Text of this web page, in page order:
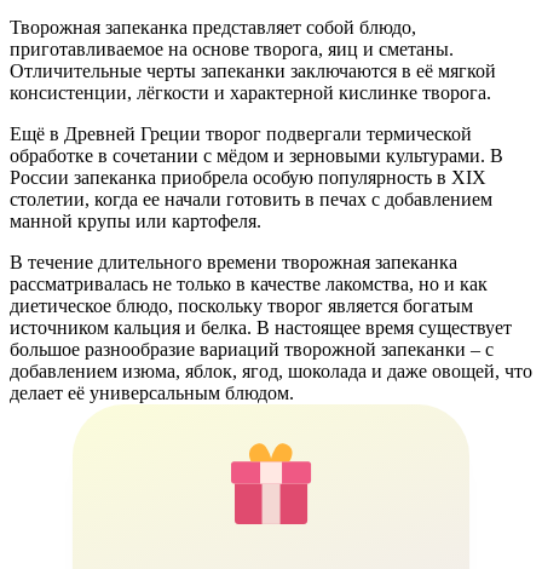
Творожная запеканка представляет собой блюдо,
приготавливаемое на основе творога, яиц и сметаны.
Отличительные черты запеканки заключаются в её мягкой
консистенции, лёгкости и характерной кислинке творога.
Ещё в Древней Греции творог подвергали термической
обработке в сочетании с мёдом и зерновыми культурами. В
России запеканка приобрела особую популярность в XIX
столетии, когда ее начали готовить в печах с добавлением
манной крупы или картофеля.
В течение длительного времени творожная запеканка
рассматривалась не только в качестве лакомства, но и как
диетическое блюдо, поскольку творог является богатым
источником кальция и белка. В настоящее время существует
большое разнообразие вариаций творожной запеканки – с
добавлением изюма, яблок, ягод, шоколада и даже овощей, что
делает её универсальным блюдом.